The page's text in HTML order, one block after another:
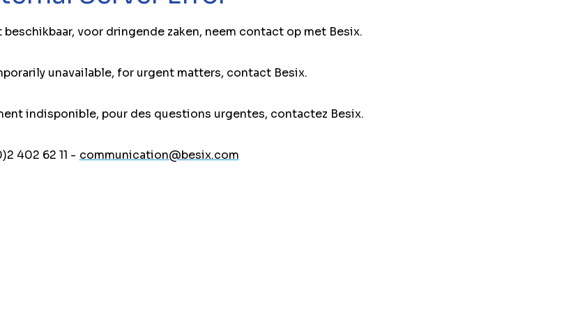
voor dringende zaken, neem contact op met Besix.
unavailable, for urgent matters, contact Besix.
indisponible, pour des questions urgentes, contactez Besix.
402 62 11 - communication@besix.com